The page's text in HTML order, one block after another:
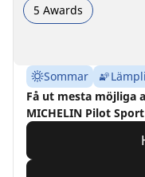
5 Awards
Sommar
Få ut mesta möjliga
MICHELIN Pilot